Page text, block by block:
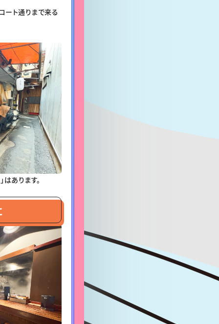
ート通りまで来る
はあります。